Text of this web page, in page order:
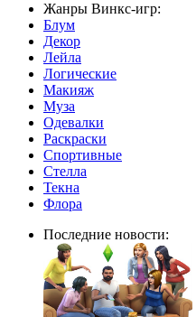
Жанры Винкс-игр:
Блум
Декор
Лейла
Логические
Макияж
Муза
Одевалки
Раскраски
Спортивные
Стелла
Текна
Флора
Последние новости: